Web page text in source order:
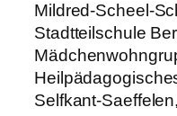
Mildred-Scheel-
Stadtteilschule
Selfkant-